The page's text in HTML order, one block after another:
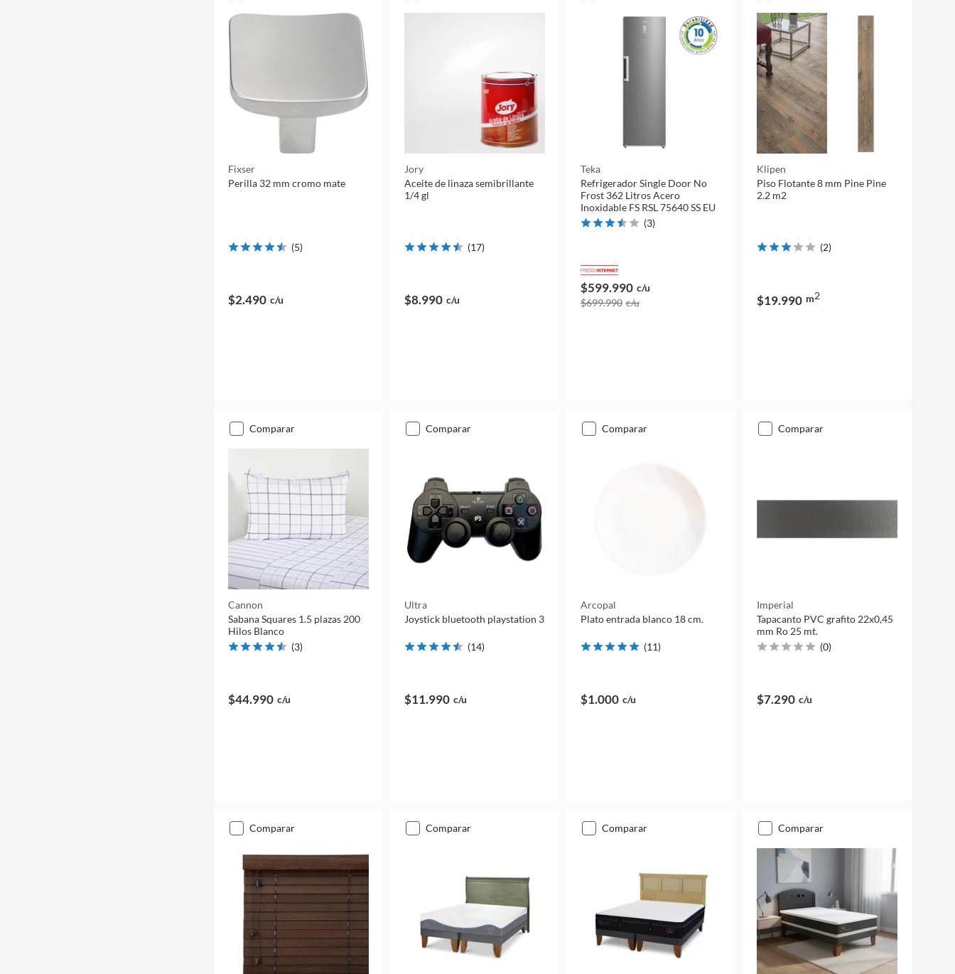
Fixser
Perilla 32 mm cromo mate
(5)
$2.490 c/u
Jory
Aceite de linaza semibrillante
1/4 gl
(17)
$8.990 c/u
Teka
Refrigerador Single Door No
Frost 362 Litros Acero
Inoxidable FS RSL 75640 SS EU
(3)
$599.990 c/u
$699.990 c/u
Klipen
Piso Flotante 8 mm Pine Pine
2.2 m2
(2)
$19.990 m2
comparar
Cannon
Sabana Squares 1.5 plazas 200
Hilos Blanco
(3)
$44.990 c/u
comparar
Ultra
Joystick bluetooth playstation 3
(14)
$11.990 c/u
comparar
Arcopal
Plato entrada blanco 18 cm.
(11)
$1.000 c/u
comparar
Imperial
Tapacanto PVC grafito 22x0,45
mm Ro 25 mt.
(0)
$7.290 c/u
comparar comparar comparar comparar